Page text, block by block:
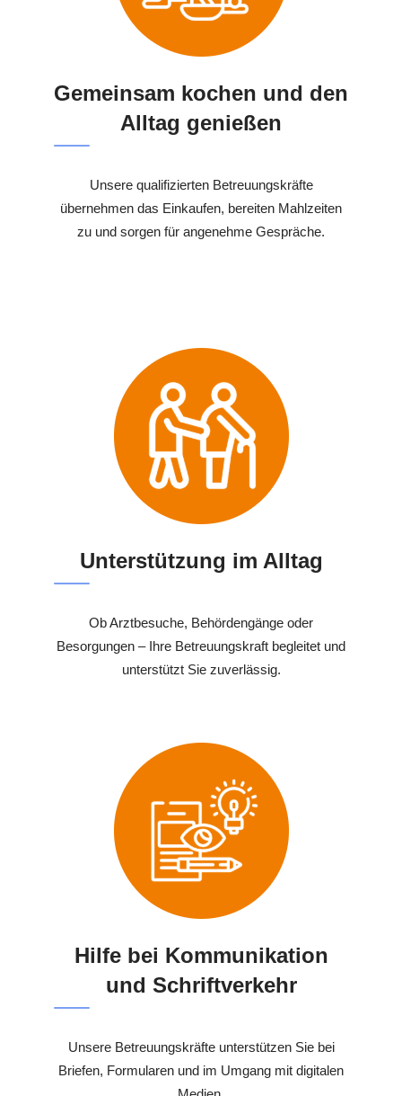
Gemeinsam kochen und den
Alltag genießen
Unsere qualifizierten Betreuungskräfte
übernehmen das Einkaufen, bereiten Mahlzeiten
zu und sorgen für angenehme Gespräche.
Unterstützung im Alltag
Ob Arztbesuche, Behördengänge oder
Besorgungen – Ihre Betreuungskraft begleitet und
unterstützt Sie zuverlässig.
Hilfe bei Kommunikation
und Schriftverkehr
Unsere Betreuungskräfte unterstützen Sie bei
Briefen, Formularen und im Umgang mit digitalen